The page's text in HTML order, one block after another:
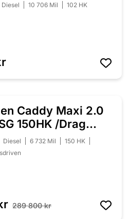
Diesel 10 706 Mil 102 HK
NEDSATT 10 000 KR
Caddy Maxi 2.0
150HK /Drag
Diesel 6 732 Mil
150 HK
289 800 kr